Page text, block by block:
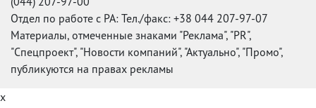
Отдел по работе с РА: Тел./факс: +38 044 207-97-07
Материалы, отмеченные знаками "Реклама", "PR",
"Спецпроект", "Новости компаний", "Актуально", "Промо",
публикуются на правах рекламы
x